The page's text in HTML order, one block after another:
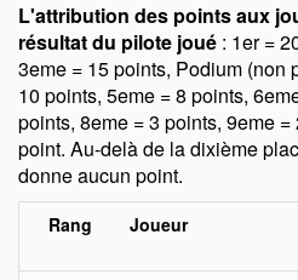
L'attribution des points aux
résultat du pilote joué : 1er =
3eme = 15 points, Podium (non
10 points, 5eme = 8 points,
points, 8eme = 3 points, 9eme =
point. Au-delà de la dixième
donne aucun point.
Rang Joueur